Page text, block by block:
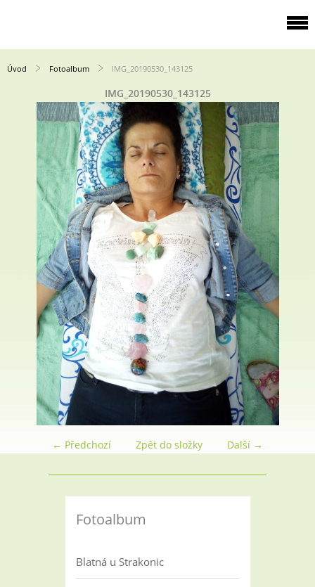
Úvod Fotoalbum IMG_20190530_143125
IMG_20190530_143125
← Předchozí Další →
Zpět do složky
Fotoalbum
Blatná u Strakonic